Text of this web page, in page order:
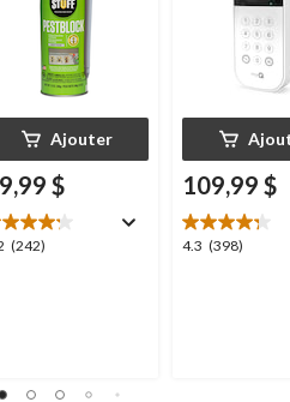
Ajouter
$
(242)
109,99 $
4.3 (398)
4.3